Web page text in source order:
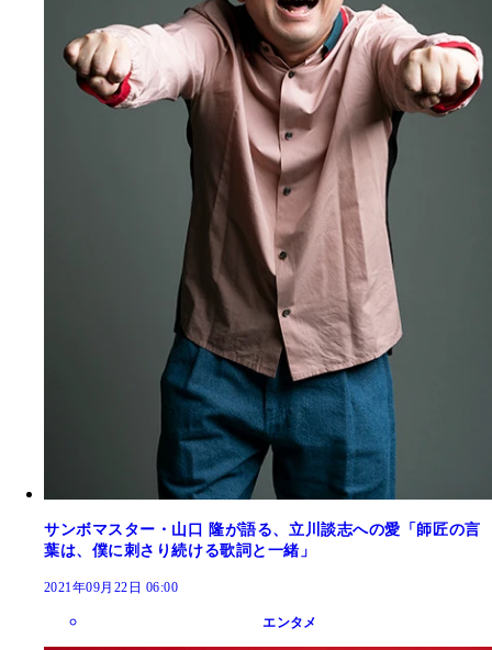
サンボマスター・山口 隆が語る、立川談志への愛「師匠の言
葉は、僕に刺さり続ける歌詞と一緒」
2021年09月22日 06:00
エンタメ